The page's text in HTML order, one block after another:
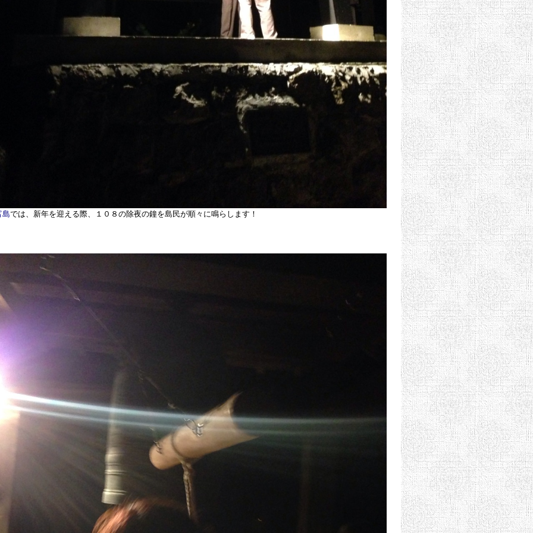
島では、新年を迎える際、１０８の除夜の鐘を島民が順々に鳴らします！